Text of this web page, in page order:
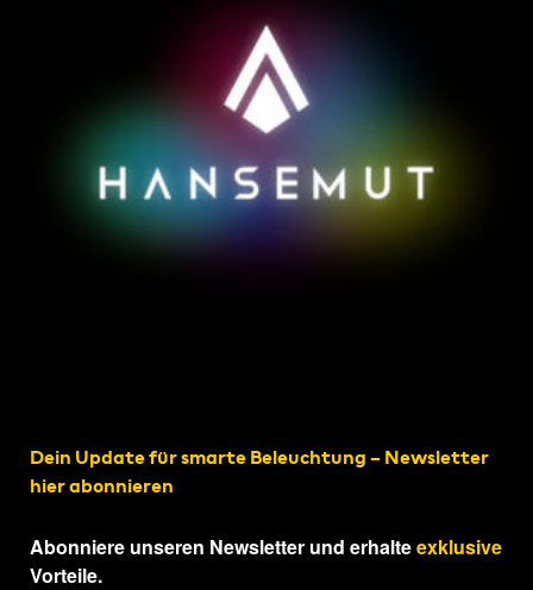
Dein Update für smarte Beleuchtung – Newsletter
hier abonnieren
Abonniere unseren Newsletter und erhalteexklusive
Vorteile.